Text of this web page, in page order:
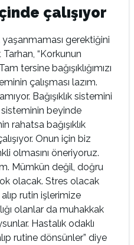
çalışıyor
gerektiğini
“Korkunun
tersine bağışıklığımızı
çalışması lazım.
Bağışıklık sistemini
sisteminin beyinde
rahatsa bağışıklık
Onun için biz
olmasını öneriyoruz.
Mümkün değil, doğru
olacak. Stres olacak
rutin işlerimize
olanlar da muhakkak
Hastalık odaklı
rutine dönsünler” diye